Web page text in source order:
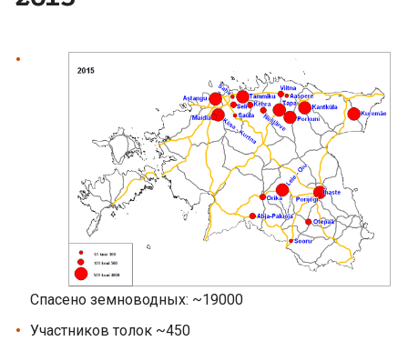
Спасено земноводных: ~19000
Участников толок ~450